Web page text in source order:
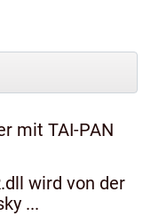
mit TAI-PAN
wird von der
...